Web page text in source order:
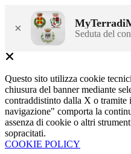
× Seduta del
Questo sito utilizza cookie
chiusura del banner mediante
contraddistinto dalla X o tramite
navigazione" comporta la
assenza di cookie o altri
sopracitati.
COOKIE POLICY